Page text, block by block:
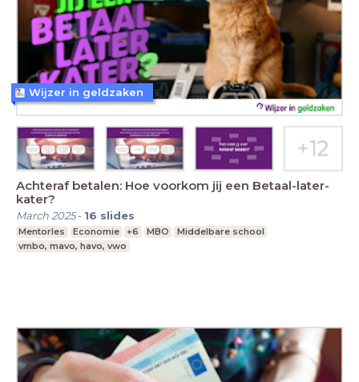
Achteraf betalen: Hoe voorkom jij een Betaal-later-
kater?
March 2025- 16 slides
Mentorles Economie +6 MBO
Middelbare school
vmbo, mavo, havo, vwo
Wijzer in geldzaken